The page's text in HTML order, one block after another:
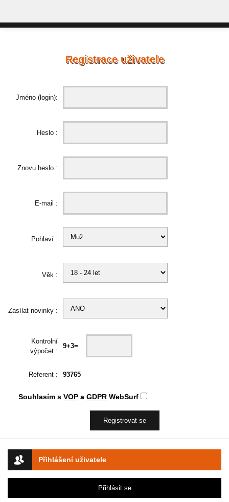
Přihlášení uživatele
Přihlásit se
Registrace uživatele
Jméno (login):
Heslo :
Znovu heslo :
E-mail :
Pohlaví :
Věk :
Zasílat novinky :
Kontrolní
výpočet :
9+3=
Referent : 93765
Souhlasím s VOPa GDPRWebSurf